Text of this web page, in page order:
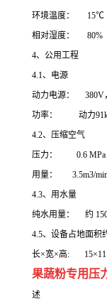
环境温度： 15℃
相对湿度： 80%
4、公用工程
4.1、电源
动力电源： 380V
功率： 动力
4.2、压缩空气
压力： 0.6 MPa
用量： 3.5m3/
4.3、用水量
纯水用量： 约
4.5、设备占地面积
长×宽×高:
果蔬粉专用压
述